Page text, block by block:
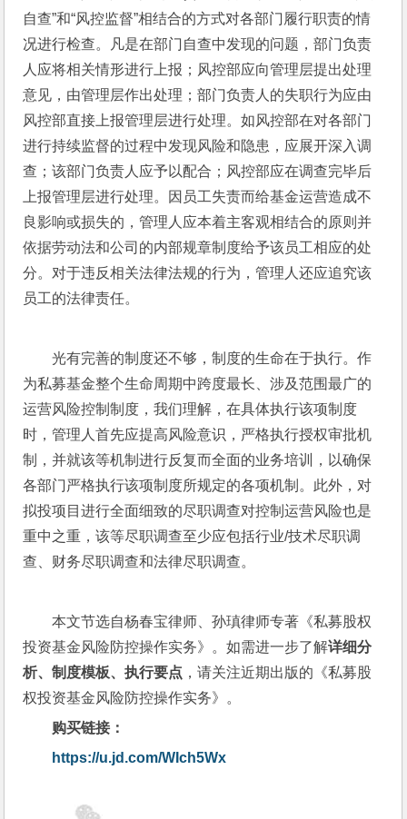
自查”和“风控监督”相结合的方式对各部门履行职责的情
况进行检查。凡是在部门自查中发现的问题，部门负责
人应将相关情形进行上报；风控部应向管理层提出处理
意见，由管理层作出处理；部门负责人的失职行为应由
风控部直接上报管理层进行处理。如风控部在对各部门
进行持续监督的过程中发现风险和隐患，应展开深入调
查；该部门负责人应予以配合；风控部应在调查完毕后
上报管理层进行处理。因员工失责而给基金运营造成不
良影响或损失的，管理人应本着主客观相结合的原则并
依据劳动法和公司的内部规章制度给予该员工相应的处
分。对于违反相关法律法规的行为，管理人还应追究该
员工的法律责任。
光有完善的制度还不够，制度的生命在于执行。作
为私募基金整个生命周期中跨度最长、涉及范围最广的
运营风险控制制度，我们理解，在具体执行该项制度
时，管理人首先应提高风险意识，严格执行授权审批机
制，并就该等机制进行反复而全面的业务培训，以确保
各部门严格执行该项制度所规定的各项机制。此外，对
拟投项目进行全面细致的尽职调查对控制运营风险也是
重中之重，该等尽职调查至少应包括行业/技术尽职调
查、财务尽职调查和法律尽职调查。
本文节选自杨春宝律师、孙瑱律师专著《私募股权
投资基金风险防控操作实务》。如需进一步了解详细分
析、制度模板、执行要点 ，请关注近期出版的《私募股
权投资基金风险防控操作实务》。
购买链接：
https://u.jd.com/WIch5Wx